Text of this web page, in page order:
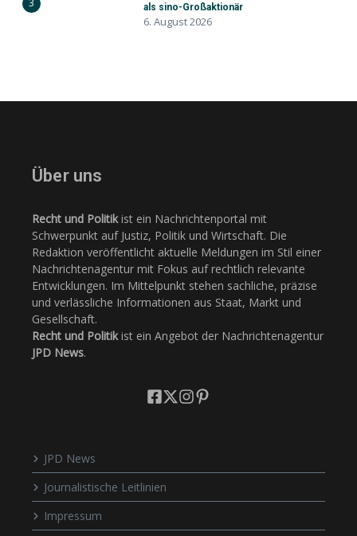
3 als sino-Großaktionär
6. August 2026
Über uns
Recht und Politikist ein Nachrichtenportal mit
Schwerpunkt auf Justiz, Politik und Wirtschaft. Die
Redaktion veröffentlicht aktuelle Meldungen im Stil einer
Nachrichtenagentur mit Fokus auf rechtlich relevante
Entwicklungen. Im Mittelpunkt stehen sachliche, präzise
und verlässliche Informationen aus Staat, Markt und
Gesellschaft.
Recht und Politikist ein Angebot der Nachrichtenagentur
JPD News.
JPD News
Journalistische Leitlinien
Impressum